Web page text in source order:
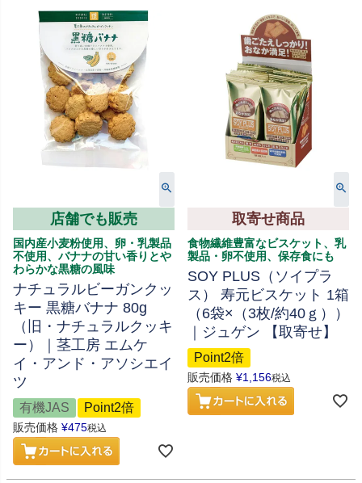
店舗でも販売
国内産小麦粉使用、卵・乳製品
不使用、バナナの甘い香りとや
わらかな黒糖の風味
ナチュラルビーガンクッ
キー 黒糖バナナ 80g
（旧・ナチュラルクッキ
ー）｜茎工房 エムケ
イ・アンド・アソシエイ
ツ
有機JAS Point2倍
販売価格 ¥475税込
取寄せ商品
食物繊維豊富なビスケット、乳
製品・卵不使用、保存食にも
SOY PLUS（ソイプラ
ス） 寿元ビスケット 1箱
（6袋×（3枚/約40ｇ））
｜ジュゲン 【取寄せ】
Point2倍
販売価格 ¥1,156税込